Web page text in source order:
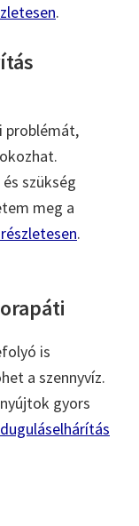
.
problémát,
szükség
meg a
.
is
a szennyvíz.
gyors